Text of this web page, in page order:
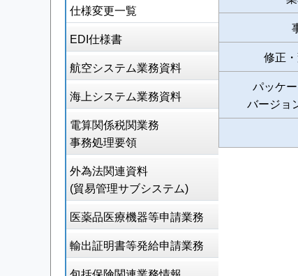
仕様変更一覧
EDI仕様書
航空システム業務資料
海上システム業務資料
電算関係税関業務
事務処理要領
外為法関連資料
(貿易管理サブシステム)
医薬品医療機器等申請業務
輸出証明書等発給申請業務
修正
パッケ
バージョ